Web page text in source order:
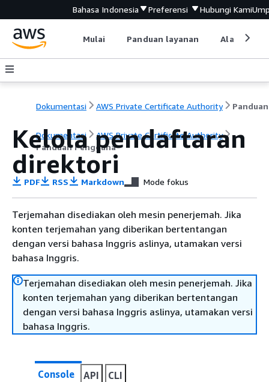
Bahasa Indonesia Preferensi Hubungi Kami
Mulai Panduan layanan Alat
Dokumentasi AWS Private Certificate Authority
Dokumentasi
AWS Private Certificate Authority
Panduan Pengguna
Kelola pendaftaran
direktori
PDF RSS Markdown Mode fokus
Terjemahan disediakan oleh mesin penerjemah. Jika
konten terjemahan yang diberikan bertentangan
dengan versi bahasa Inggris aslinya, utamakan versi
bahasa Inggris.
Terjemahan disediakan oleh mesin penerjemah. Jika
konten terjemahan yang diberikan bertentangan
dengan versi bahasa Inggris aslinya, utamakan versi
bahasa Inggris.
Console API CLI